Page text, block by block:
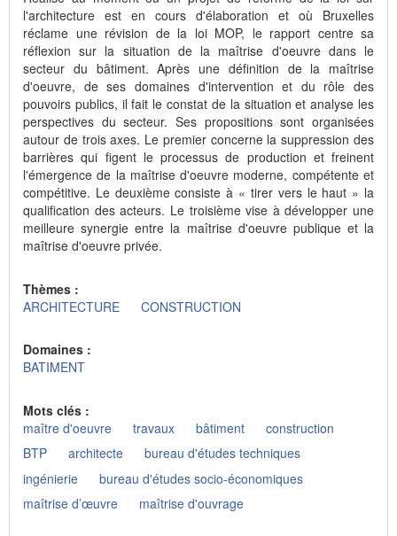
l'architecture est en cours d'élaboration et où Bruxelles
réclame une révision de la loi MOP, le rapport centre sa
réflexion sur la situation de la maîtrise d'oeuvre dans le
secteur du bâtiment. Après une définition de la maîtrise
d'oeuvre, de ses domaines d'intervention et du rôle des
pouvoirs publics, il fait le constat de la situation et analyse les
perspectives du secteur. Ses propositions sont organisées
autour de trois axes. Le premier concerne la suppression des
barrières qui figent le processus de production et freinent
l'émergence de la maîtrise d'oeuvre moderne, compétente et
compétitive. Le deuxième consiste à « tirer vers le haut » la
qualification des acteurs. Le troisième vise à développer une
meilleure synergie entre la maîtrise d'oeuvre publique et la
maîtrise d'oeuvre privée.
Thèmes :
ARCHITECTURE
CONSTRUCTION
Domaines :
BATIMENT
Mots clés :
maître d'oeuvre
travaux bâtiment
construction
BTP
architecte
bureau d'études techniques
ingénierie
bureau d'études socio-économiques
maîtrise d’œuvre
maîtrise d'ouvrage